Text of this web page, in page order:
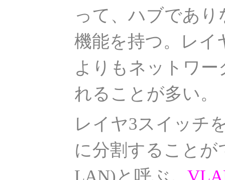
って、ハブであ
機能を持つ。レイ
よりもネットワ
れることが多い。
レイヤ3スイッチ
に分割すること
LAN)と呼ぶ。